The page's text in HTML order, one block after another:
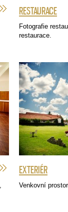
RESTAURACE
Fotografie
restaurace.
EXTERIÉR
Venkovní